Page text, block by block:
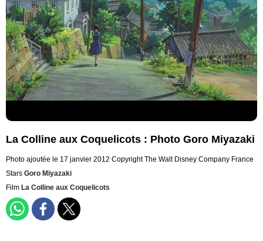
La Colline aux Coquelicots : Photo Goro Miyazaki
Photo ajoutée le 17 janvier 2012 Copyright The Walt Disney Company France
Stars Goro Miyazaki
Film La Colline aux Coquelicots